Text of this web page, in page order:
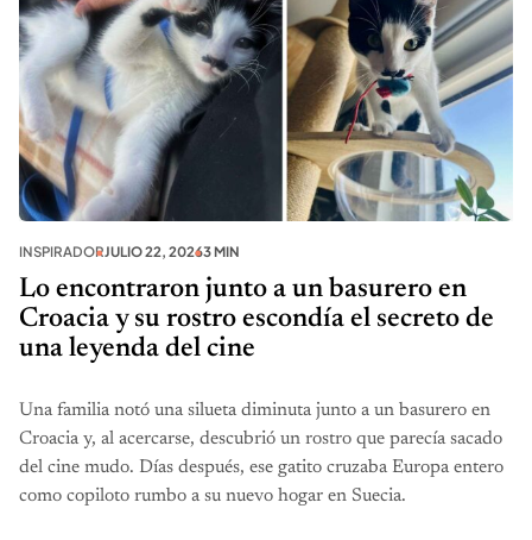
INSPIRADORJULIO 22, 20263 MIN
Lo encontraron junto a un basurero en
Croacia y su rostro escondía el secreto de
una leyenda del cine
Una familia notó una silueta diminuta junto a un basurero en
Croacia y, al acercarse, descubrió un rostro que parecía sacado
del cine mudo. Días después, ese gatito cruzaba Europa entero
como copiloto rumbo a su nuevo hogar en Suecia.